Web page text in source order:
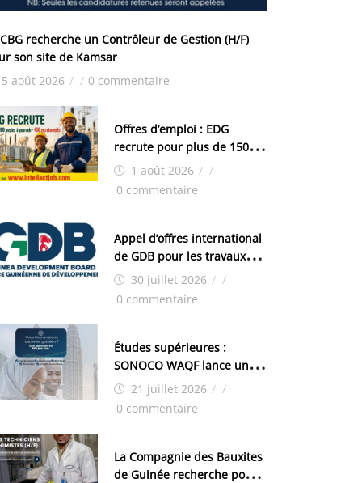
recherche un Contrôleur de Gestion (H/F)
son site de Kamsar
5 août 2026 / / 0 commentaire
Offres d’emploi : EDG
recrute pour plus de 150
postes1 août 2026 / /
0 commentaire
Appel d’offres international
de GDB pour les travaux
d’aménagement de la zone
industrielle de FANDJE
30 juillet 2026 / /
0 commentaire
Études supérieures :
SONOCO WAQF lance un
programme de bourses
pour la Malaisie
21 juillet 2026 / /
0 commentaire
La Compagnie des Bauxites
de Guinée recherche pour